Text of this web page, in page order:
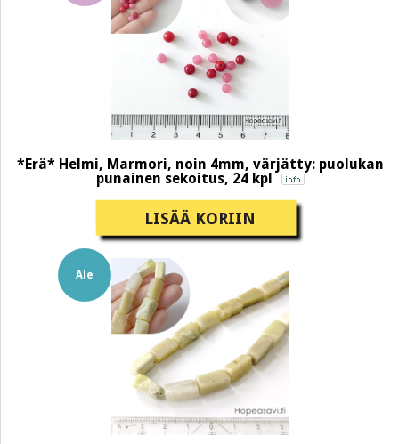
*Erä* Helmi, Marmori, noin 4mm, värjätty: puolukan
punainen sekoitus, 24 kpl
LISÄÄ KORIIN
Ale